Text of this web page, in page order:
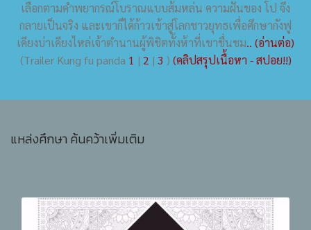
เลือกตามคำพยากรณ์โบราณแบบส้มหล่น ความฝันของ โป จึง
กลายเป็นจริง และเขาก็ได้ก้าวเข้าสู่โลกชาวยุทธเพื่อศึกษากังฟู
เคียงบ่าเคียงไหล่เจ้าตำนานผู้พิชิตทั้งห้าที่เขาชื่นชม.. (อ่านต่อ)
(Trailer Kung fu panda 1 | 2 | 3 ) (คลิปสรุปเนื้อหา - สปอย!!)
แหล่งศึกษา ค้นคว้าเพิ่มเติม